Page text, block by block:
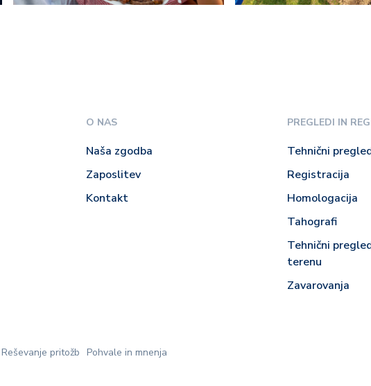
O NAS
Naša zgodba
Zaposlitev
Kontakt
PREGLEDI IN
Tehnični
Registracija
Homologacija
Tahografi
Tehnični
terenu
Zavarovanja
Reševanje pritožb Pohvale in mnenja